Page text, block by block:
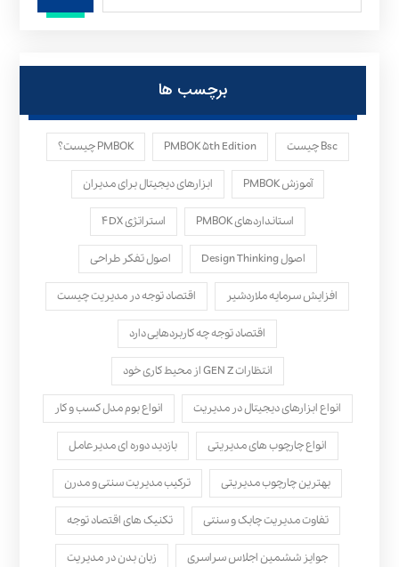
برچسب ها
Bsc چیست PMBOK ۵th Edition PMBOK چیست؟
آموزش PMBOK ابزارهای دیجیتال برای مدیران
استانداردهای PMBOK استراتژی ۴DX
اصول Design Thinking اصول تفکر طراحی
افزایش سرمایه ملاردشیر اقتصاد توجه در مدیریت چیست
اقتصاد توجه چه کاربردهایی دارد
انتظارات GEN Z از محیط کاری خود
انواع ابزارهای دیجیتال در مدیریت انواع بوم مدل کسب‌ و کار
انواع چارچوب های مدیریتی بازدید دوره ای مدیرعامل
بهترین چارچوب مدیریتی ترکیب مدیریت سنتی و مدرن
تفاوت مدیریت چابک و سنتی تکنیک های اقتصاد توجه
جوایز ششمین اجلاس سراسری زبان بدن در مدیریت